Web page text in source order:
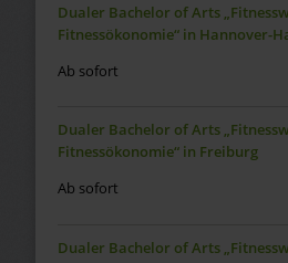
Dualer Bachelor of Arts
Fitnessökonomie“ in Hannover-
Ab sofort
Dualer Bachelor of Arts
Fitnessökonomie“ in Freiburg
Ab sofort
Dualer Bachelor of Arts